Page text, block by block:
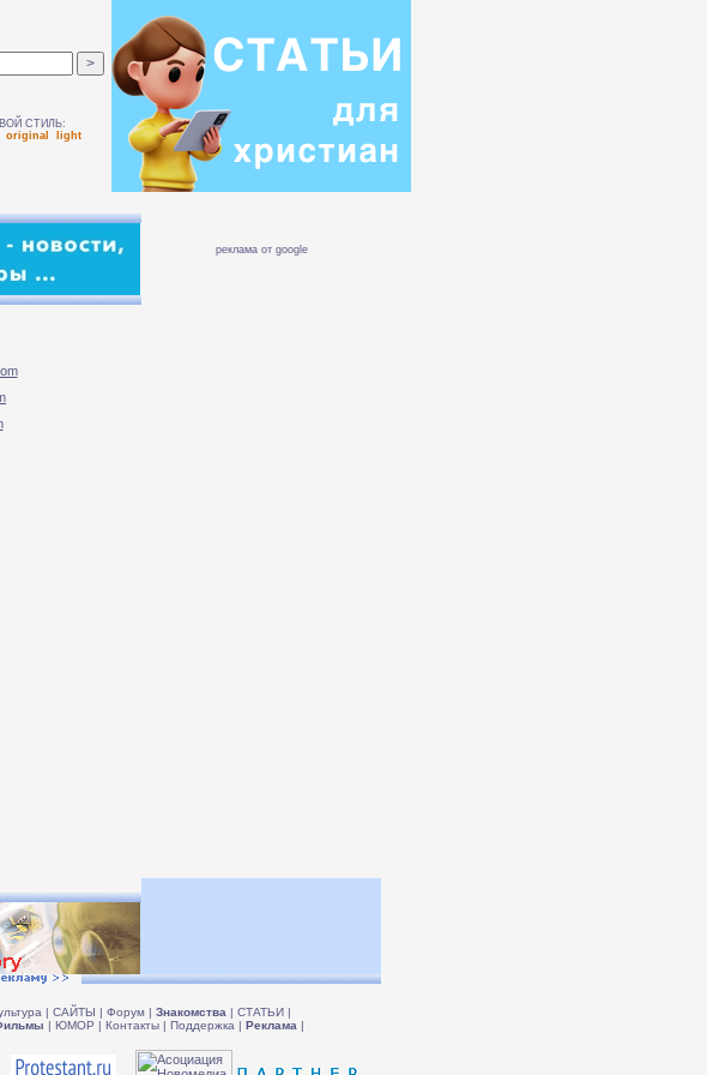
СТИЛЬ:
original light
реклама от google
| САЙТЫ | Форум | Знакомства | СТАТЬИ |
| ЮМОР | Контакты | Поддержка | Реклама |